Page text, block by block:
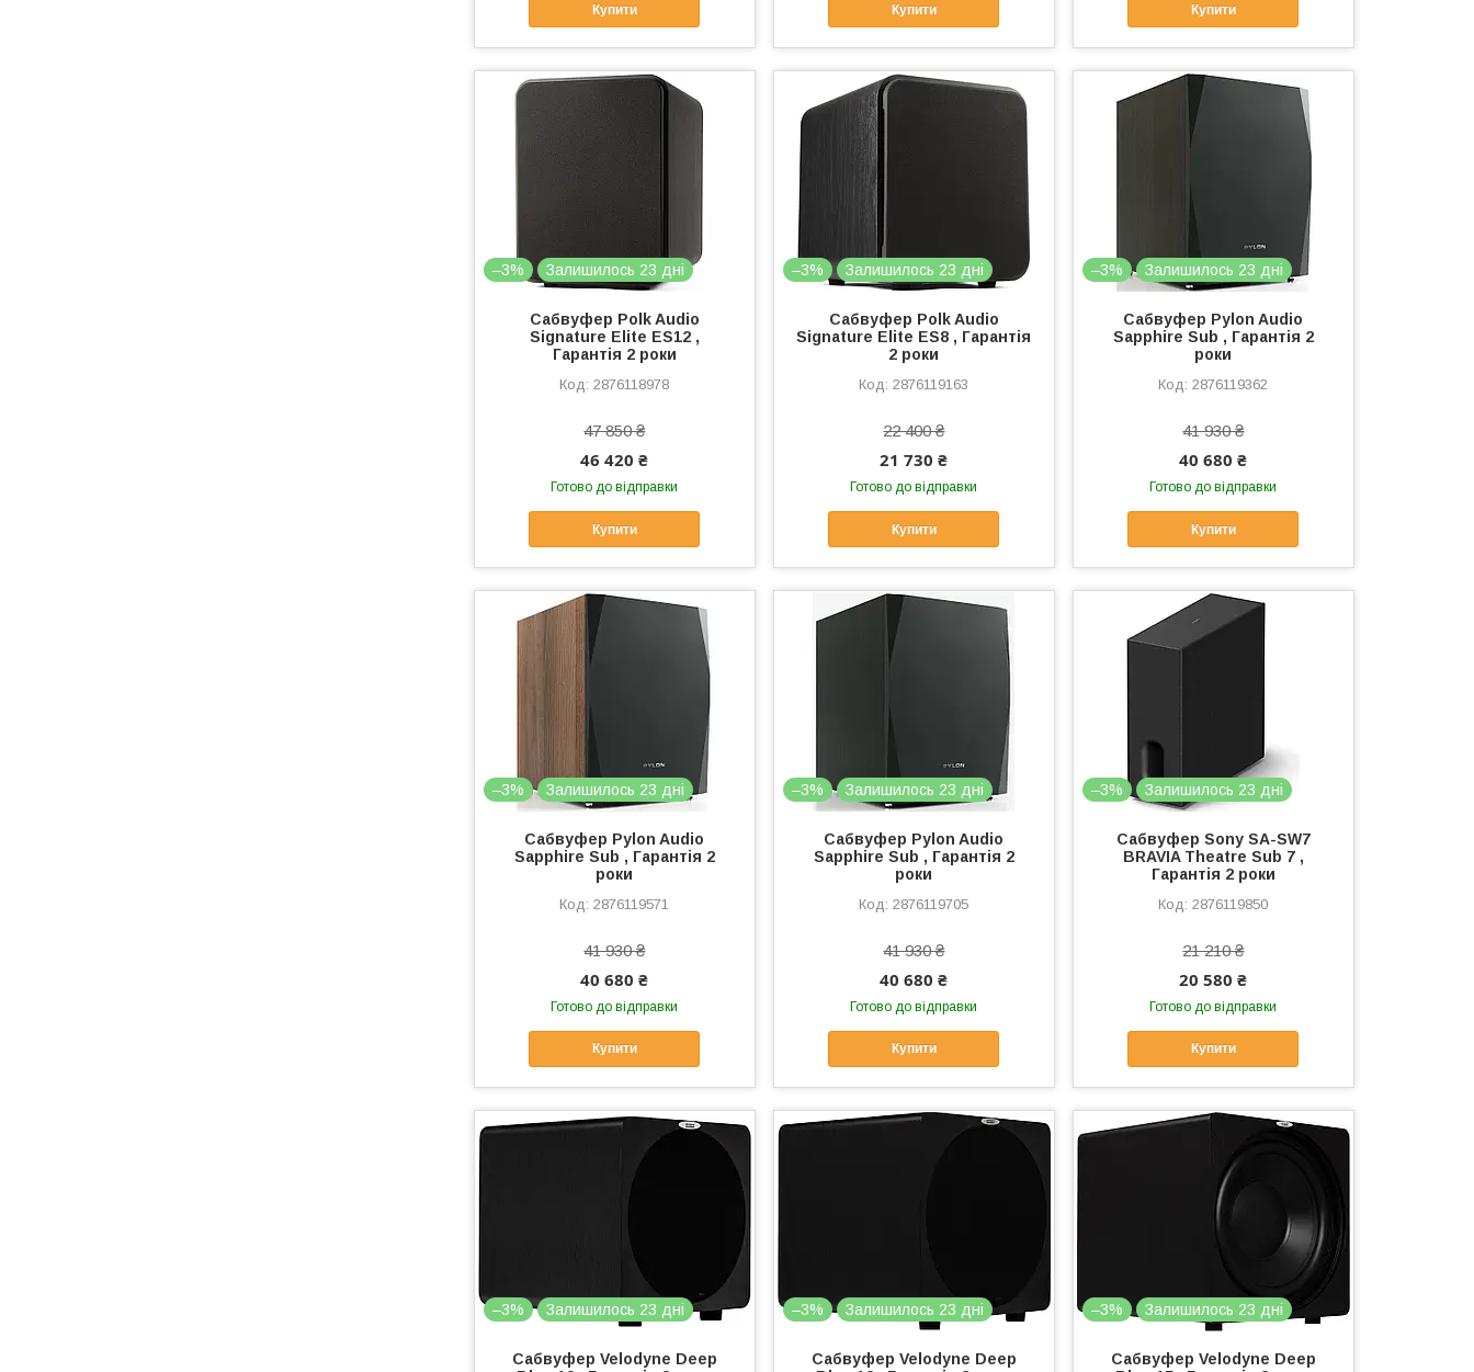
Купити Купити Купити
–3% Залишилось 23 дні
Сабвуфер Polk Audio
Signature Elite ES12 ,
Гарантія 2 роки
2876118978
47 850 ₴
46 420 ₴
Готово до відправки
Купити
–3% Залишилось 23 дні
Сабвуфер Polk Audio
Signature Elite ES8 , Гарантія
2 роки
2876119163
22 400 ₴
21 730 ₴
Готово до відправки
Купити
–3% Залишилось 23 дні
Сабвуфер Pylon Audio
Sapphire Sub , Гарантія 2
роки
2876119362
41 930 ₴
40 680 ₴
Готово до відправки
Купити
–3% Залишилось 23 дні
Сабвуфер Pylon Audio
Sapphire Sub , Гарантія 2
роки
2876119571
41 930 ₴
40 680 ₴
Готово до відправки
Купити
–3% Залишилось 23 дні
Сабвуфер Pylon Audio
Sapphire Sub , Гарантія 2
роки
2876119705
41 930 ₴
40 680 ₴
Готово до відправки
Купити
–3% Залишилось 23 дні
Сабвуфер Sony SA-SW7
BRAVIA Theatre Sub 7 ,
Гарантія 2 роки
2876119850
21 210 ₴
20 580 ₴
Готово до відправки
Купити
–3% Залишилось 23 дні
Сабвуфер Velodyne Deep
–3% Залишилось 23 дні
Сабвуфер Velodyne Deep
–3% Залишилось 23 дні
Сабвуфер Velodyne Deep